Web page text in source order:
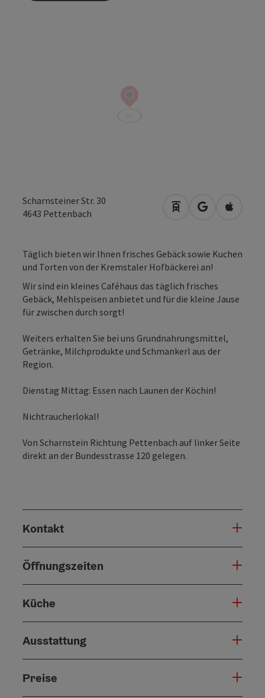
Scharnsteiner Str. 30
4643 Pettenbach Anreise mit
in Google
in
Täglich bieten wir Ihnen frisches Gebäck sowie Kuchen
und Torten von der Kremstaler Hofbäckerei an!
Wir sind ein kleines Caféhaus das täglich frisches
Gebäck, Mehlspeisen anbietet und für die kleine Jause
für zwischen durch sorgt!
Weiters erhalten Sie bei uns Grundnahrungsmittel,
Getränke, Milchprodukte und Schmankerl aus der
Region.
Dienstag Mittag: Essen nach Launen der Köchin!
Nichtraucherlokal!
Von Scharnstein Richtung Pettenbach auf linker Seite
direkt an der Bundesstrasse 120 gelegen.
Kontakt
Öffnungszeiten
Küche
Ausstattung
Preise